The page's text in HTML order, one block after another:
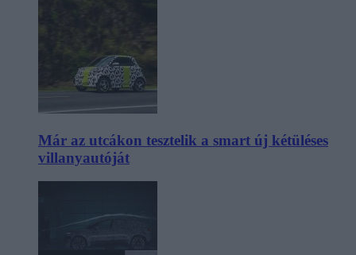
Már az utcákon tesztelik a smart új kétüléses
villanyautóját